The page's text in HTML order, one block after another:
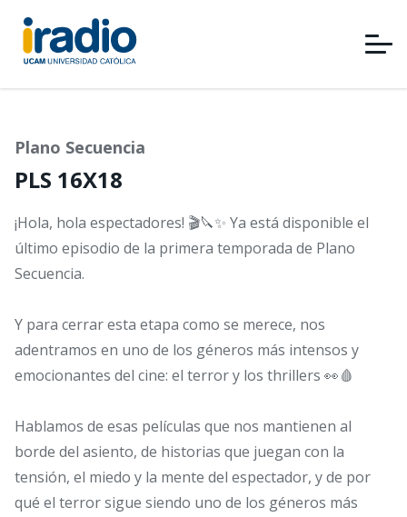
Pasar
contenido
principal
Plano Secuencia
PLS 16X18
¡Hola, hola espectadores! 🎬🔪✨ Ya está disponible el
último episodio de la primera temporada de Plano
Secuencia.
Y para cerrar esta etapa como se merece, nos
adentramos en uno de los géneros más intensos y
emocionantes del cine: el terror y los thrillers 👀🩸
Hablamos de esas películas que nos mantienen al
borde del asiento, de historias que juegan con la
tensión, el miedo y la mente del espectador, y de por
qué el terror sigue siendo uno de los géneros más